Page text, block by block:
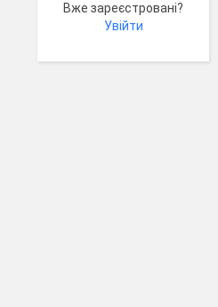
Вже зареєстровані?
Увійти